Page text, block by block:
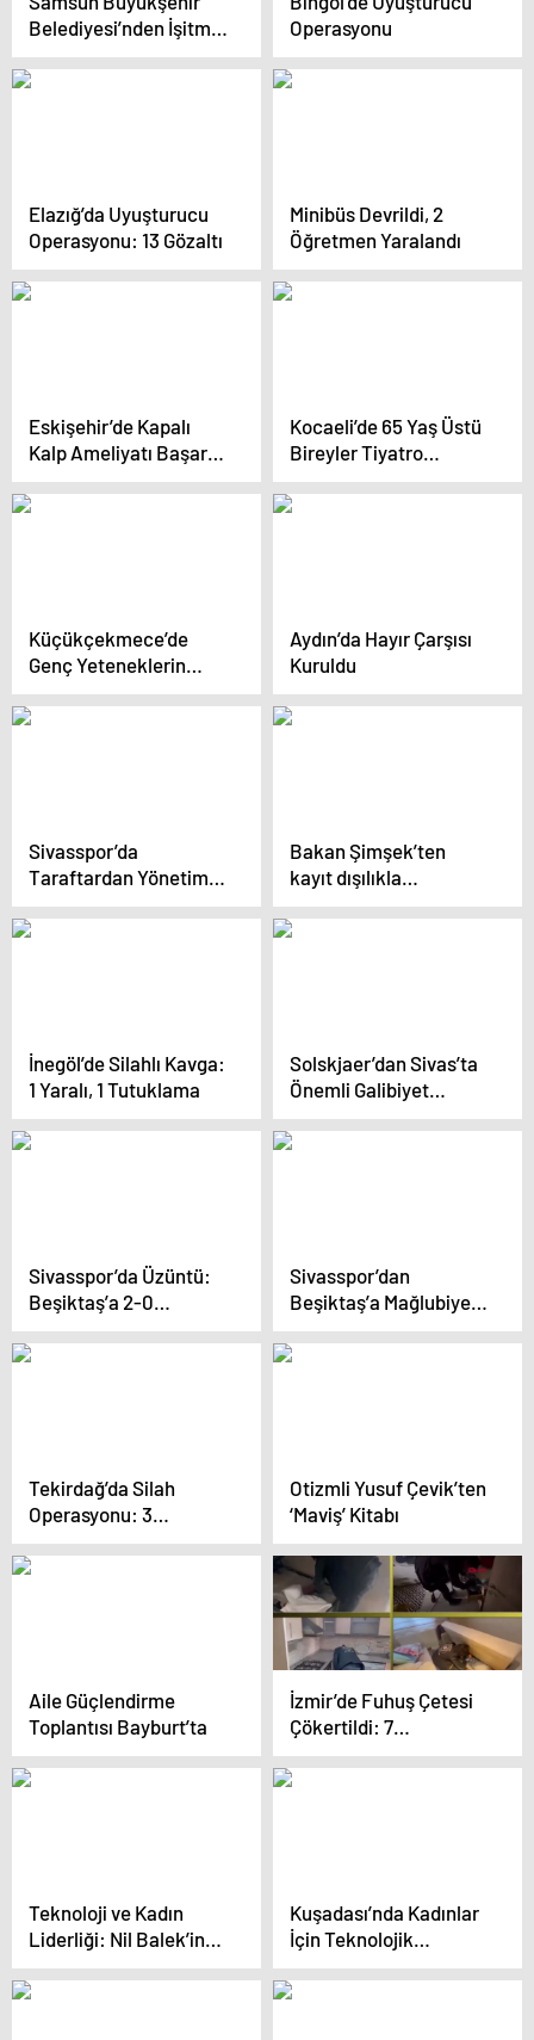
Belediyesi’nden İşitme
Cihazı Desteği
Operasyonu
Elazığ’da Uyuşturucu
Operasyonu: 13 Gözaltı
Minibüs Devrildi, 2
Öğretmen Yaralandı
Eskişehir’de Kapalı
Kalp Ameliyatı Başarılı
Oldu
Kocaeli’de 65 Yaş Üstü
Bireyler Tiyatro
Sahnesinde
Küçükçekmece’de
Genç Yeteneklerin
Resim Sergisi Açıldı
Aydın’da Hayır Çarşısı
Kuruldu
Sivasspor’da
Taraftardan Yönetim
İstifası İstendi
Bakan Şimşek’ten
kayıt dışılıkla
mücadele mesajı:
Hasılatınızı biz
İnegöl’de Silahlı Kavga:
1 Yaralı, 1 Tutuklama
Solskjaer’dan Sivas’ta
Önemli Galibiyet
Değerlendirmesi
Sivasspor’da Üzüntü:
Beşiktaş’a 2-0
Kaybedildi
Sivasspor’dan
Beşiktaş’a Mağlubiyet
Yorumu
Tekirdağ’da Silah
Operasyonu: 3
Tabanca ve 2175 Mermi
Ele Geçirildi
Otizmli Yusuf Çevik’ten
‘Maviş’ Kitabı
Aile Güçlendirme
Toplantısı Bayburt’ta
İzmir’de Fuhuş Çetesi
Çökertildi: 7
Tutuklama
Teknoloji ve Kadın
Liderliği: Nil Balek’in
Vizyonu
Kuşadası’nda Kadınlar
İçin Teknolojik
Okuryazarlık Eğitimi